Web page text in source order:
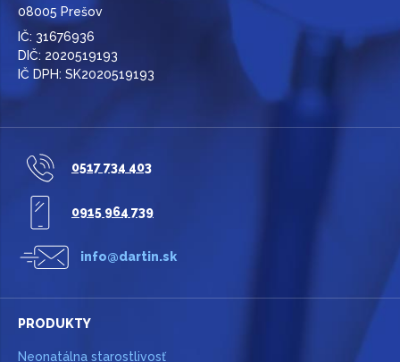
08005 Prešov
IČ: 31676936
DIČ: 2020519193
IČ DPH: SK2020519193
0517 734 403
0915 964 739
info@dartin.sk
PRODUKTY
Neonatálna starostlivosť